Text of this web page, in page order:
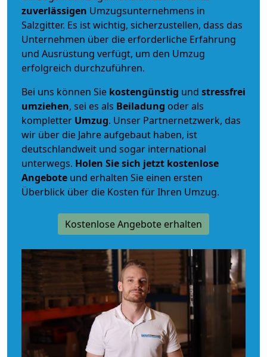
zuverlässigen Umzugsunternehmens in
Salzgitter. Es ist wichtig, sicherzustellen, dass das
Unternehmen über die erforderliche Erfahrung
und Ausrüstung verfügt, um den Umzug
erfolgreich durchzuführen.
Bei uns können Sie kostengünstig und stressfrei
umziehen, sei es als Beiladung oder als
kompletter Umzug. Unser Partnernetzwerk, das
wir über die Jahre aufgebaut haben, ist
deutschlandweit und sogar international
unterwegs. Holen Sie sich jetzt kostenlose
Angebote und erhalten Sie einen ersten
Überblick über die Kosten für Ihren Umzug.
Kostenlose Angebote erhalten